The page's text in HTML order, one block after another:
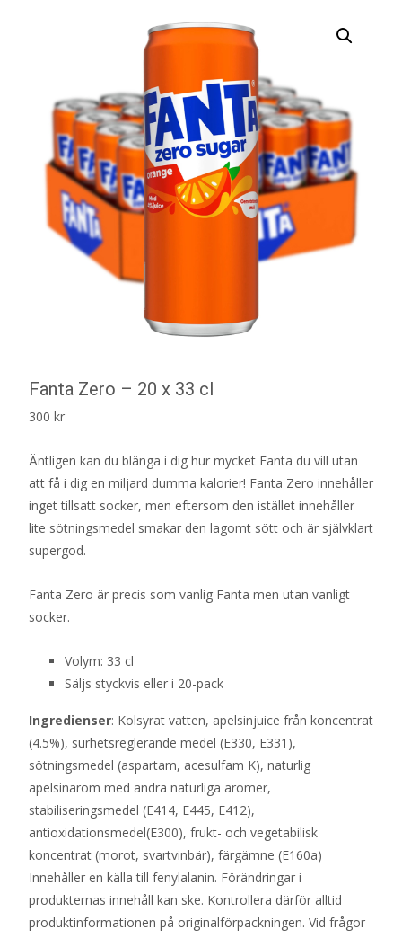
Fanta Zero – 20 x 33 cl
300 kr
Äntligen kan du blänga i dig hur mycket Fanta du vill utan
att få i dig en miljard dumma kalorier! Fanta Zero innehåller
inget tillsatt socker, men eftersom den istället innehåller
lite sötningsmedel smakar den lagomt sött och är självklart
supergod.
Fanta Zero är precis som vanlig Fanta men utan vanligt
socker.
Volym: 33 cl
Säljs styckvis eller i 20-pack
Ingredienser: Kolsyrat vatten, apelsinjuice från koncentrat
(4.5%), surhetsreglerande medel (E330, E331),
sötningsmedel (aspartam, acesulfam K), naturlig
apelsinarom med andra naturliga aromer,
stabiliseringsmedel (E414, E445, E412),
antioxidationsmedel(E300), frukt- och vegetabilisk
koncentrat (morot, svartvinbär), färgämne (E160a)
Innehåller en källa till fenylalanin. Förändringar i
produkternas innehåll kan ske. Kontrollera därför alltid
produktinformationen på originalförpackningen. Vid frågor